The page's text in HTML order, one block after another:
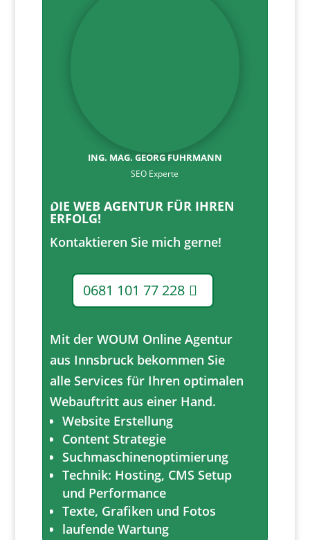
ING. MAG. GEORG FUHRMANN
SEO Experte
DIE WEB AGENTUR FÜR IHREN
ERFOLG!
Kontaktieren Sie mich gerne!
0681 101 77 228
Mit der WOUM Online Agentur
aus Innsbruck bekommen Sie
alle Services für Ihren optimalen
Webauftritt aus einer Hand.
Website Erstellung
Content Strategie
Suchmaschinenoptimierung
Technik: Hosting, CMS Setup
und Performance
Texte, Grafiken und Fotos
laufende Wartung